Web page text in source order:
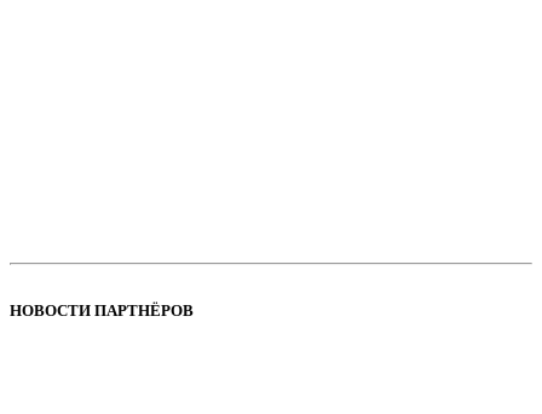
НОВОСТИ ПАРТНЁРОВ